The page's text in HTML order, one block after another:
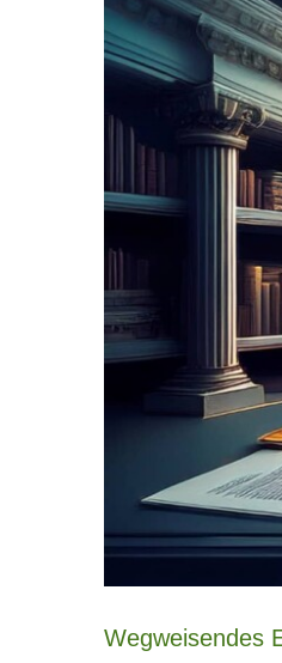
Wegweisendes